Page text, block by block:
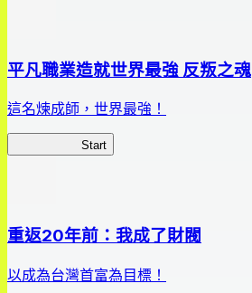
平凡職業造就世界最強 反叛之魂
這名煉成師，世界最強！
Start
重返20年前：我成了財閥
以成為台灣首富為目標！